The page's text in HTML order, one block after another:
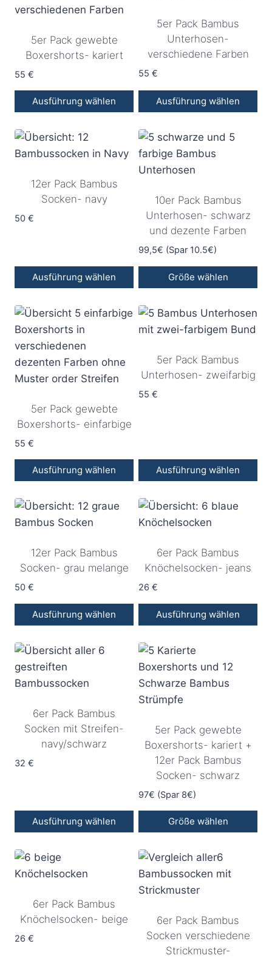
5er Pack gewebte
Boxershorts- kariert
55 €
Ausführung wählen
Produkt
weist
Varianten
Die
auf
gewählt
werden
5er Pack Bambus
Unterhosen-
verschiedene Farben
55 €
Ausführung wählen
Produkt
weist
mehrere
auf.
Die
Optionen
können
auf
gewählt
werden
12er Pack Bambus
Socken- navy
50 €
Ausführung wählen
Produkt
weist
mehrere
Varianten
auf.
Optionen
können
auf
der
Produktseite
werden
10er Pack Bambus
Unterhosen- schwarz
und dezente Farben
99,5€ (Spar 10.5€)
Größe wählen
5er Pack gewebte
Boxershorts- einfarbige
55 €
Ausführung wählen
Produkt
weist
Varianten
auf.
Die
Optionen
können
der
Produktseite
gewählt
5er Pack Bambus
Unterhosen- zweifarbig
55 €
Ausführung wählen
Produkt
weist
Varianten
auf.
Die
Optionen
können
der
Produktseite
gewählt
werden
12er Pack Bambus
Socken- grau melange
50 €
Ausführung wählen
Produkt
weist
mehrere
Die
Optionen
können
Produktseite
gewählt
6er Pack Bambus
Knöchelsocken- jeans
26 €
Ausführung wählen
Produkt
weist
mehrere
Varianten
Optionen
können
der
Produktseite
6er Pack Bambus
Socken mit Streifen-
navy/schwarz
32 €
Ausführung wählen
Produkt
weist
Varianten
auf.
Die
5er Pack gewebte
Boxershorts- kariert +
12er Pack Bambus
Socken- schwarz
97€ (Spar 8€)
Größe wählen
6er Pack Bambus
Knöchelsocken- beige
26 €
6er Pack Bambus
Socken verschiedene
Strickmuster-